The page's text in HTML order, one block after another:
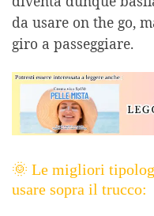
da usare on the go,
giro a passeggiare.
🌞 Le migliori
usare sopra il trucco: